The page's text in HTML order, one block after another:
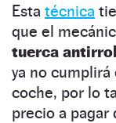
Esta técnica
que el
tuerca
ya no
coche, por lo
precio a pagar